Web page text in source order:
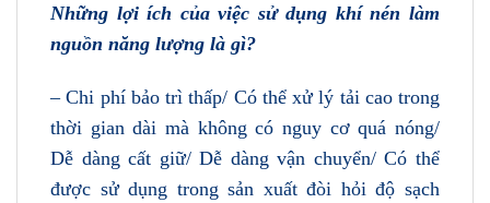
Những lợi ích của việc sử dụng khí nén làm
nguồn năng lượng là gì?
– Chi phí bảo trì thấp/ Có thể xử lý tải cao trong
thời gian dài mà không có nguy cơ quá nóng/
Dễ dàng cất giữ/ Dễ dàng vận chuyển/ Có thể
được sử dụng trong sản xuất đòi hỏi độ sạch